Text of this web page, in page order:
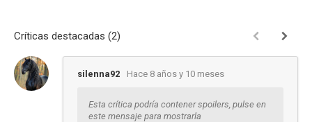
Críticas destacadas (2)
silenna92 Hace 8 años y 10 meses
Esta crítica podría contener spoilers, pulse en
este mensaje para mostrarla